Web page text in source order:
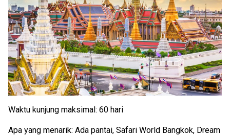
Waktu kunjung maksimal: 60 hari
Apa yang menarik: Ada pantai, Safari World Bangkok, Dream